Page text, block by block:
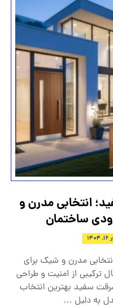
انتخابی مدرن و
ساختمان
مدرن و شیک برای
ترکیبی از امنیت و طراحی
سفید بهترین انتخاب
به دلیل ...